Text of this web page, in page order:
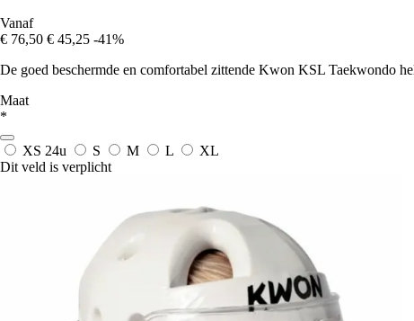
Vanaf
€ 76,50 € 45,25 -41%
De goed beschermde en comfortabel zittende Kwon KSL Taekwondo
Maat
*
XS 24u S M L
XL
Dit veld is verplicht